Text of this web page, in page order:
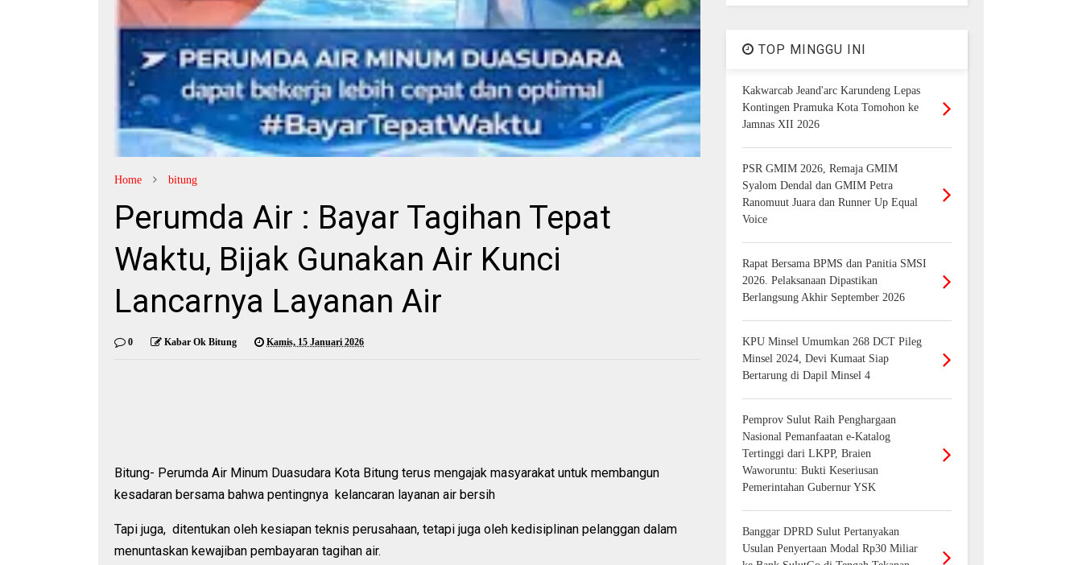
Home bitung
Perumda Air : Bayar Tagihan Tepat
Waktu, Bijak Gunakan Air Kunci
Lancarnya Layanan Air
0 Kabar Ok Bitung Kamis, 15 Januari 2026
Bitung- Perumda Air Minum Duasudara Kota Bitung terus mengajak masyarakat untuk membangun
kesadaran bersama bahwa pentingnya kelancaran layanan air bersih
Tapi juga, ditentukan oleh kesiapan teknis perusahaan, tetapi juga oleh kedisiplinan pelanggan dalam
menuntaskan kewajiban pembayaran tagihan air.
TOP MINGGU INI
Kakwarcab Jeand'arc Karundeng Lepas
Kontingen Pramuka Kota Tomohon ke
Jamnas XII 2026
PSR GMIM 2026, Remaja GMIM
Syalom Dendal dan GMIM Petra
Ranomuut Juara dan Runner Up Equal
Voice
Rapat Bersama BPMS dan Panitia SMSI
2026. Pelaksanaan Dipastikan
Berlangsung Akhir September 2026
KPU Minsel Umumkan 268 DCT Pileg
Minsel 2024, Devi Kumaat Siap
Bertarung di Dapil Minsel 4
Pemprov Sulut Raih Penghargaan
Nasional Pemanfaatan e-Katalog
Tertinggi dari LKPP, Braien
Waworuntu: Bukti Keseriusan
Pemerintahan Gubernur YSK
Banggar DPRD Sulut Pertanyakan
Usulan Penyertaan Modal Rp30 Miliar